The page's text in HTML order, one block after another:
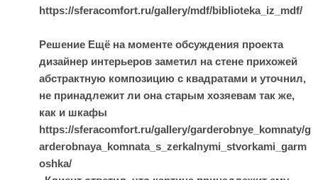
https://sferacomfort.ru/gallery/mdf/biblioteka_iz_mdf/
Решение Ещё на моменте обсуждения проекта
дизайнер интерьеров заметил на стене прихожей
абстрактную композицию с квадратами и уточнил,
не принадлежит ли она старым хозяевам так же,
как и шкафы
https://sferacomfort.ru/gallery/garderobnye_komnaty/g
arderobnaya_komnata_s_zerkalnymi_stvorkami_garm
oshka/